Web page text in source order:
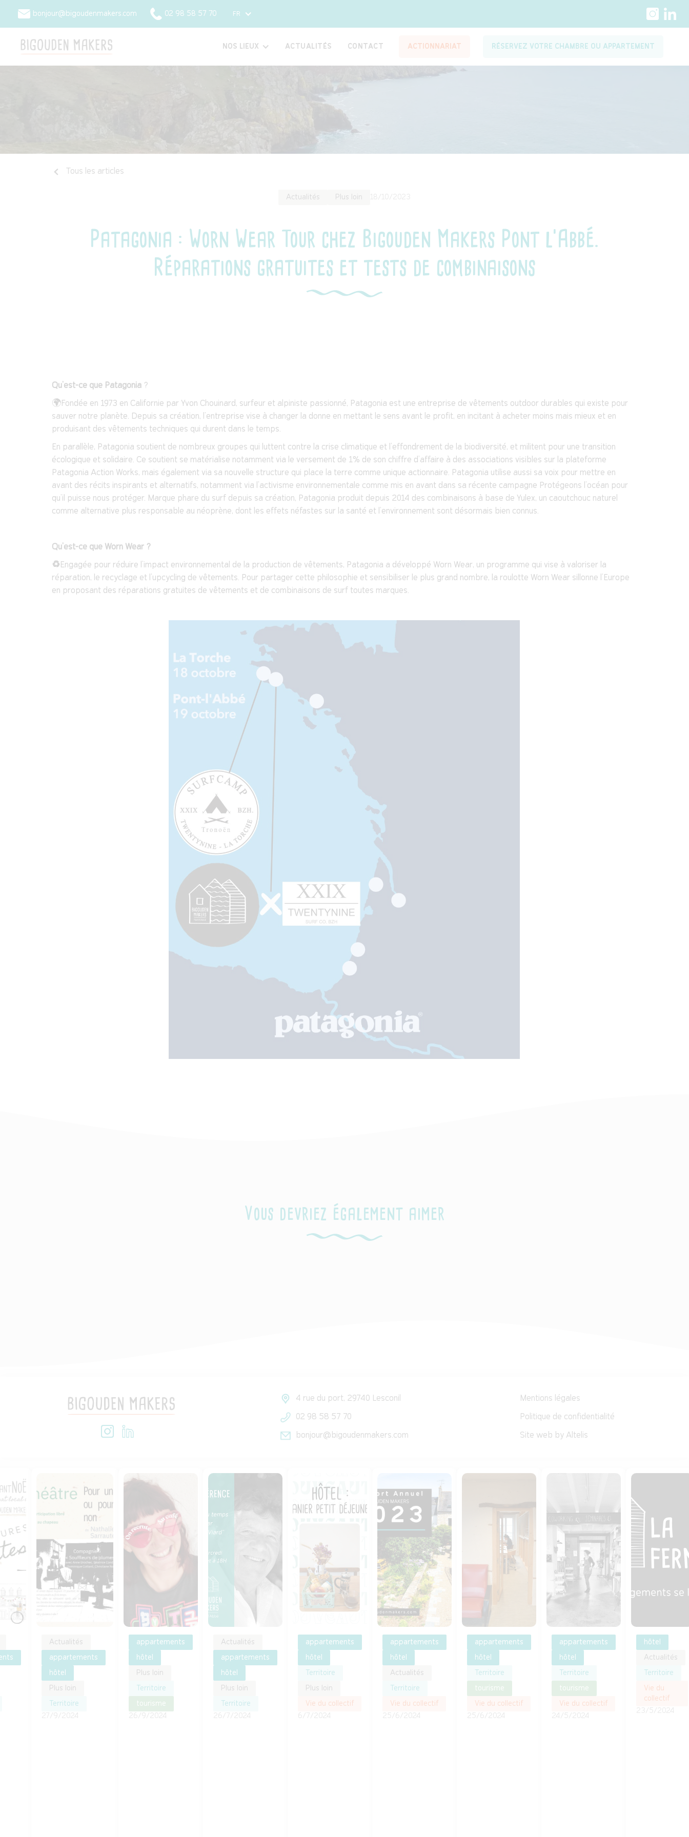
bonjour@bigoudenmakers.com 02 98 58 57 70 FR
NOS LIEUX ACTUALITÉS CONTACT ACTIONNARIAT RÉSERVEZ VOTRE CHAMBRE OU APPARTEMENT
Tous les articles
Actualités Plus loin
Patagonia : Worn Wear Tour chez Bigouden Makers Pont l'Abbé.
Réparations gratuites et tests de combinaisons
Qu’est-ce que Patagonia?
🌍Fondée en 1973 en Californie par Yvon Chouinard, surfeur et alpiniste passionné, Patagonia est une entreprise de vêtements outdoor durables qui existe pour
sauver notre planète. Depuis sa création, l’entreprise vise à changer la donne en mettant le sens avant le profit, en incitant à acheter moins mais mieux et en
produisant des vêtements techniques qui durent dans le temps.
En parallèle, Patagonia soutient de nombreux groupes qui luttent contre la crise climatique et l’effondrement de la biodiversité, et militent pour une transition
écologique et solidaire. Ce soutient se matérialise notamment via le versement de 1% de son chiffre d’affaire à des associations visibles sur la plateforme
Patagonia Action Works, mais également via sa nouvelle structure qui place la terre comme unique actionnaire. Patagonia utilise aussi sa voix pour mettre en
avant des récits inspirants et alternatifs, notamment via l’activisme environnementale comme mis en avant dans sa récente campagne Protégeons l’océan pour
qu’il puisse nous protéger. Marque phare du surf depuis sa création, Patagonia produit depuis 2014 des combinaisons à base de Yulex, un caoutchouc naturel
comme alternative plus responsable au néoprène, dont les effets néfastes sur la santé et l’environnement sont désormais bien connus.
Qu’est-ce que Worn Wear ?
♻️ Engagée pour réduire l’impact environnemental de la production de vêtements, Patagonia a développé Worn Wear, un programme qui vise à valoriser la
réparation, le recyclage et l’upcycling de vêtements. Pour partager cette philosophie et sensibiliser le plus grand nombre, la roulotte Worn Wear sillonne l’Europe
en proposant des réparations gratuites de vêtements et de combinaisons de surf toutes marques.
Vous devriez également aimer
4 rue du port, 29740 Lesconil
02 98 58 57 70
bonjour@bigoudenmakers.com
Mentions légales
Politique de confidentialité
Site web by Altelis
Actualités
appartements
hôtel
Plus loin
Territoire
appartements
hôtel
Plus loin
Territoire
tourisme
Actualités
appartements
hôtel
Plus loin
Territoire
appartements
hôtel
Territoire
Plus loin
Vie du collectif
appartements
hôtel
Actualités
Territoire
Vie du collectif
appartements
hôtel
Territoire
tourisme
Vie du collectif
appartements
hôtel
Territoire
tourisme
Vie du collectif
hôtel
Actualités
Territoire
Vie du
collectif